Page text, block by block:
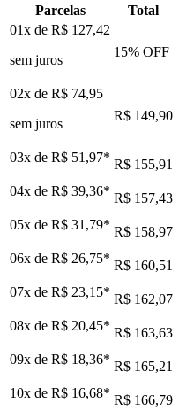
Parcelas
Total
01x de R$ 127,42
sem juros
15% OFF
02x de R$ 74,95
sem juros
R$ 149,90
03x de R$ 51,97* R$ 155,91
04x de R$ 39,36* R$ 157,43
05x de R$ 31,79* R$ 158,97
06x de R$ 26,75* R$ 160,51
07x de R$ 23,15* R$ 162,07
08x de R$ 20,45* R$ 163,63
09x de R$ 18,36* R$ 165,21
10x de R$ 16,68* R$ 166,79